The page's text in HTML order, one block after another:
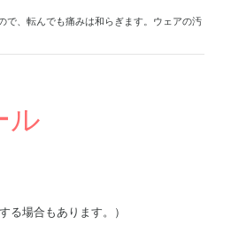
で、転んでも痛みは和らぎます。ウェアの汚
ル
る場合もあります。）